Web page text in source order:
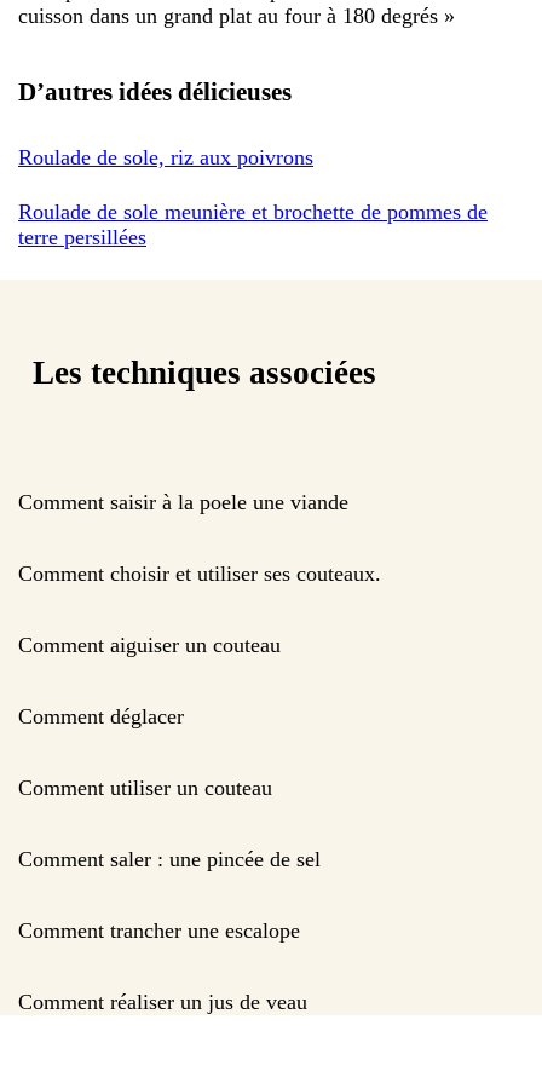
cuisson dans un grand plat au four à 180 degrés »
D’autres idées délicieuses
Roulade de sole, riz aux poivrons
Roulade de sole meunière et brochette de pommes de
terre persillées
Les techniques associées
Comment saisir à la poele une viande
Comment choisir et utiliser ses couteaux.
Comment aiguiser un couteau
Comment déglacer
Comment utiliser un couteau
Comment saler : une pincée de sel
Comment trancher une escalope
Comment réaliser un jus de veau